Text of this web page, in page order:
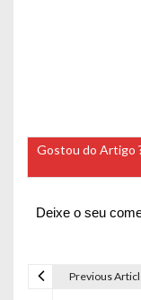
Gostou do Artigo
Deixe o seu
Previous